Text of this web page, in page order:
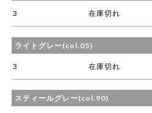
3 在庫切れ
ライトグレー(col.05)
3 在庫切れ
スティールグレー(col.90)